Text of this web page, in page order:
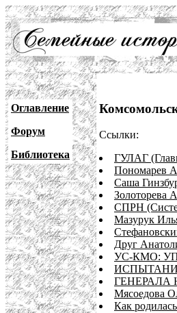
Оглавление
Форум
Библиотека
Ссылки:
ГУЛАГ
Пономарев
Саша
Золоторева
СПРН
Мазурук
Друг
УС-КМО:
ГЕНЕРАЛА
Мясоедова
Как